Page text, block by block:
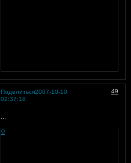
Поделиться 49
2007-10-10
02:37:18
0